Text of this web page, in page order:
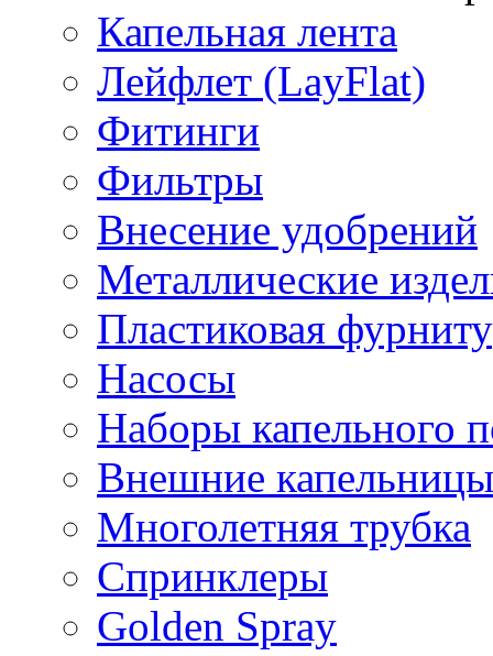
Капельная лента
Лейфлет (LayFlat)
Фитинги
Фильтры
Внесение удобрений
Металлические
Пластиковая
Насосы
Наборы капельного
Внешние капельницы
Многолетняя трубка
Спринклеры
Golden Spray